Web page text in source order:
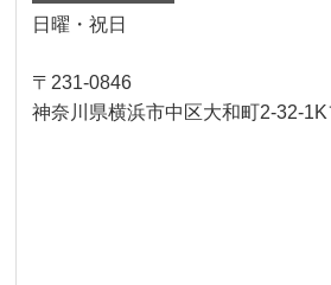
日曜・祝日
〒231-0846
神奈川県横浜市中区大和町2-32-